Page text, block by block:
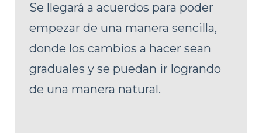
Se llegará a acuerdos para poder
empezar de una manera sencilla,
donde los cambios a hacer sean
graduales y se puedan ir logrando
de una manera natural.